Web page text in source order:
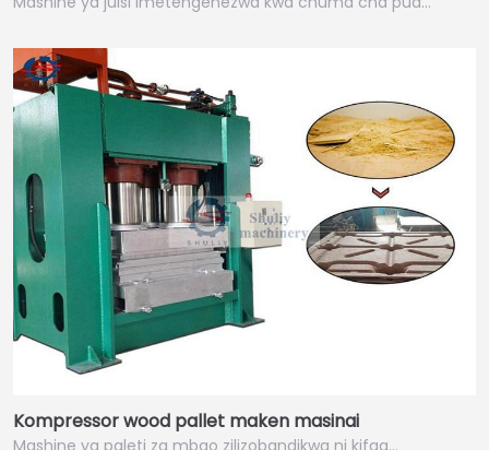
Kompressor wood pallet maken masinai